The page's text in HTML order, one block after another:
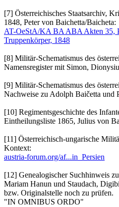
[7] Österreichisches Staatsarchiv,
1848, Peter von Baichetta/Baicheta:
AT-OeStA/KA BA ABA Akten 35,
Truppenkörper, 1848
[8] Militär-Schematismus des
Namensregister mit Simon,
[9] Militär-Schematismus des
Nachweise zu Adolph Baičetta und
[10] Regimentsgeschichte des
Eintheilungsliste 1865, Julius von
[11] Österreichisch-ungarische
Kontext:
austria-forum.org/af...in_Persien
[12] Genealogischer Suchhinweis
Mariam Hanun und Staudach,
bzw. Originalstelle noch zu prüfen.
"IN OMNIBUS ORDO"